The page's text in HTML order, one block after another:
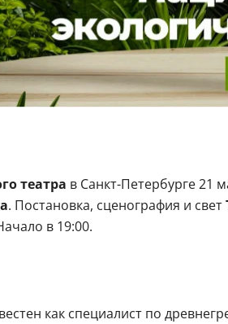
театра в Санкт-Петербурге 21
. Постановка, сценография и свет
в 19:00.
как специалист по